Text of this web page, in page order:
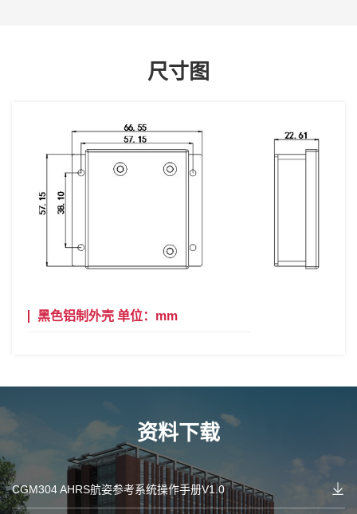
尺寸图
黑色铝制外壳 单位：mm
资料下载
CGM304 AHRS航姿参考系统操作手册V1.0